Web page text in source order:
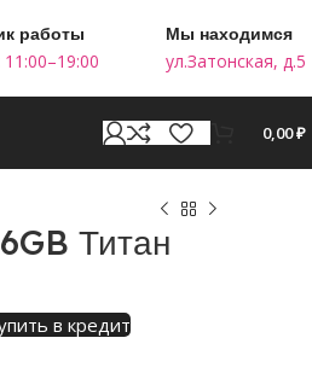
работы Мы находимся
ул.Затонская, д.5
0,00₽
Титан
в кредит